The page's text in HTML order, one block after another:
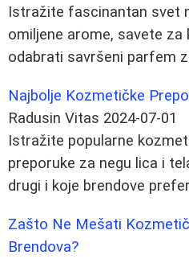
Istražite fascinantan svet
omiljene arome, savete za
odabrati savršeni parfem
Najbolje Kozmetičke
Radusin Vitas 2024-07-01
Istražite popularne
preporuke za negu lica i
drugi i koje brendove
Zašto Ne Mešati
Brendova?